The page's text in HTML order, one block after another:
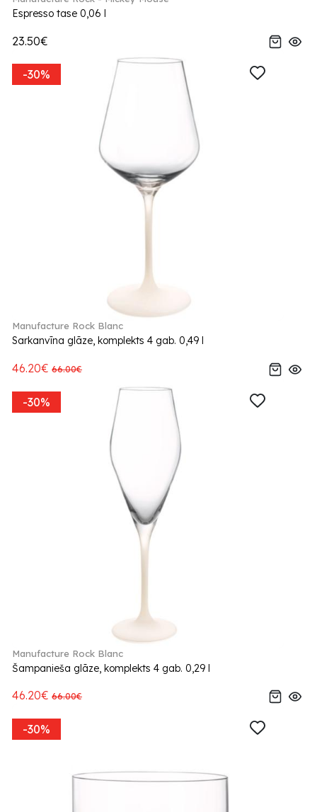
Espresso tase 0,06 l
23.50€
-30%
Manufacture Rock Blanc
Sarkanvīna glāze, komplekts 4 gab. 0,49 l
46.20€ 66.00€
-30%
Manufacture Rock Blanc
Šampanieša glāze, komplekts 4 gab. 0,29 l
46.20€ 66.00€
-30%